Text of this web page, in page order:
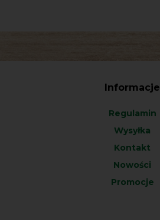
Informacje
Regulamin
Wysyłka
Kontakt
Nowości
Promocje